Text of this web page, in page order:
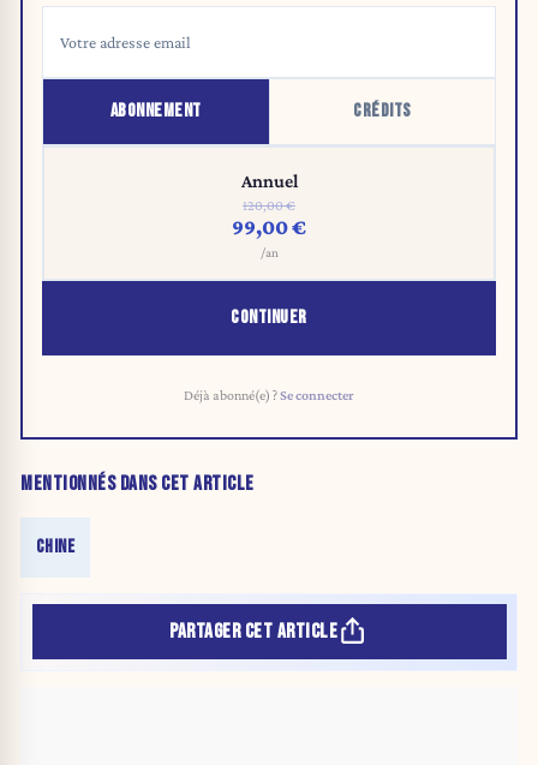
ABONNEMENT CRÉDITS
Annuel
120,00 €
99,00 €
/an
CONTINUER
Déjà abonné(e) ?Se connecter
MENTIONNÉS DANS CET ARTICLE
CHINE
PARTAGER CET ARTICLE